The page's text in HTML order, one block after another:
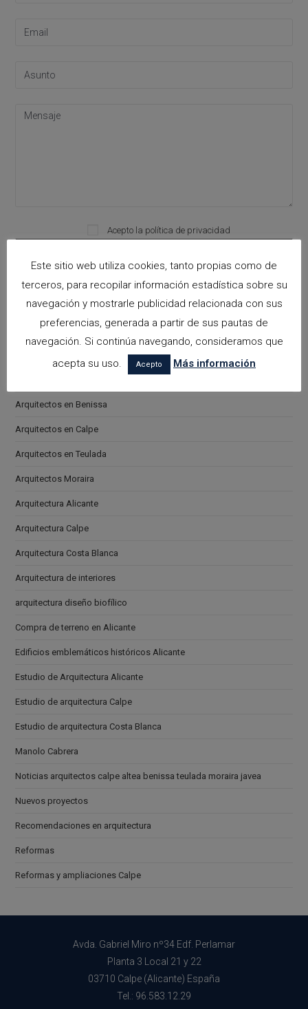
Please leave this field empty.
Acepto la política de privacidad
Categorías
arquitectora espacios biofilicos
Arquitectos en Benissa
Arquitectos en Calpe
Arquitectos en Teulada
Arquitectos Moraira
Arquitectura Alicante
Arquitectura Calpe
Arquitectura Costa Blanca
Arquitectura de interiores
arquitectura diseño biofílico
Compra de terreno en Alicante
Edificios emblemáticos históricos Alicante
Estudio de Arquitectura Alicante
Estudio de arquitectura Calpe
Estudio de arquitectura Costa Blanca
Manolo Cabrera
Noticias arquitectos calpe altea benissa teulada moraira javea
Nuevos proyectos
Recomendaciones en arquitectura
Reformas
Reformas y ampliaciones Calpe
Avda. Gabriel Miro nº34 Edf. Perlamar
Planta 3 Local 21 y 22
03710 Calpe (Alicante) España
Tel.: 96.583.12.29
Este sitio web utiliza cookies, tanto propias como de
terceros, para recopilar información estadística sobre su
navegación y mostrarle publicidad relacionada con sus
preferencias, generada a partir de sus pautas de
navegación. Si continúa navegando, consideramos que
acepta su uso.
Acepto Más información